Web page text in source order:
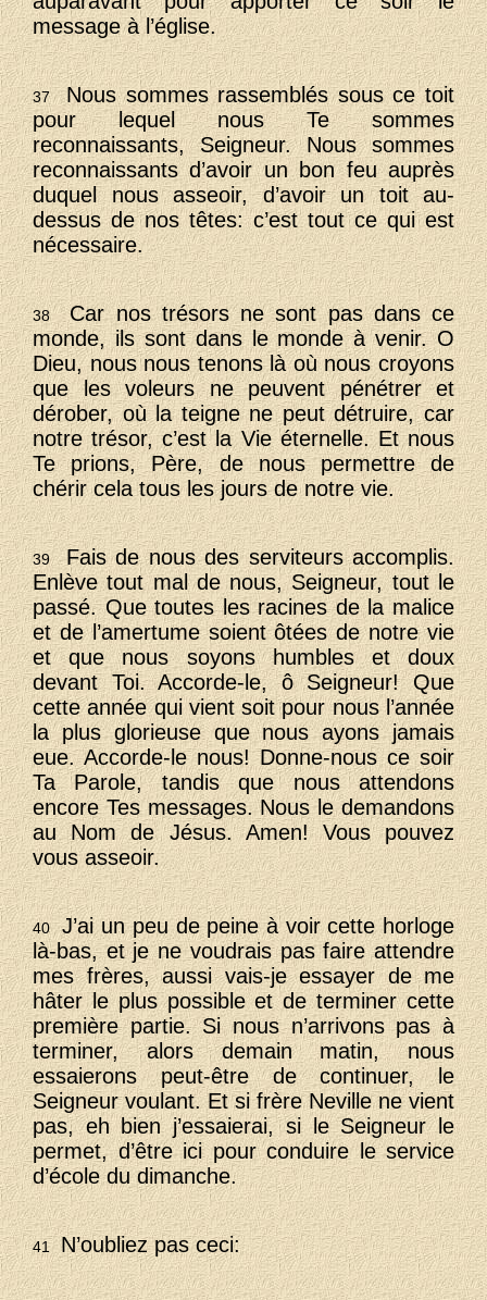
message à l’église.
37Nous sommes rassemblés sous ce toit
pour lequel nous Te sommes
reconnaissants, Seigneur. Nous sommes
reconnaissants d’avoir un bon feu auprès
duquel nous asseoir, d’avoir un toit au-
dessus de nos têtes: c’est tout ce qui est
nécessaire.
38Car nos trésors ne sont pas dans ce
monde, ils sont dans le monde à venir. O
Dieu, nous nous tenons là où nous croyons
que les voleurs ne peuvent pénétrer et
dérober, où la teigne ne peut détruire, car
notre trésor, c’est la Vie éternelle. Et nous
Te prions, Père, de nous permettre de
chérir cela tous les jours de notre vie.
39Fais de nous des serviteurs accomplis.
Enlève tout mal de nous, Seigneur, tout le
passé. Que toutes les racines de la malice
et de l’amertume soient ôtées de notre vie
et que nous soyons humbles et doux
devant Toi. Accorde-le, ô Seigneur! Que
cette année qui vient soit pour nous l’année
la plus glorieuse que nous ayons jamais
eue. Accorde-le nous! Donne-nous ce soir
Ta Parole, tandis que nous attendons
encore Tes messages. Nous le demandons
au Nom de Jésus. Amen! Vous pouvez
vous asseoir.
40J’ai un peu de peine à voir cette horloge
là-bas, et je ne voudrais pas faire attendre
mes frères, aussi vais-je essayer de me
hâter le plus possible et de terminer cette
première partie. Si nous n’arrivons pas à
terminer, alors demain matin, nous
essaierons peut-être de continuer, le
Seigneur voulant. Et si frère Neville ne vient
pas, eh bien j’essaierai, si le Seigneur le
permet, d’être ici pour conduire le service
d’école du dimanche.
41N’oubliez pas ceci: